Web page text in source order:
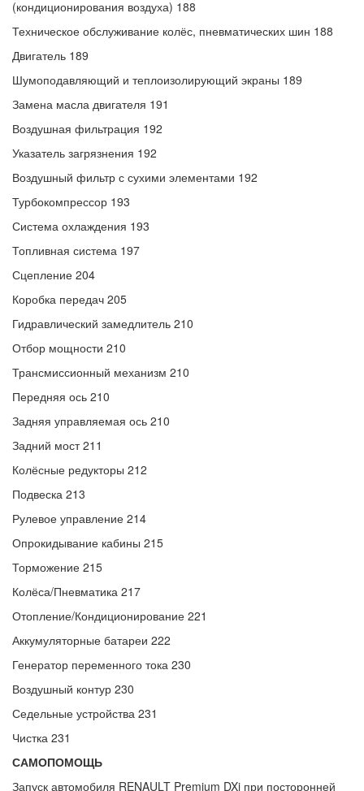
(кондиционирования воздуха) 188
Техническое обслуживание колёс, пневматических шин 188
Двигатель 189
Шумоподавляющий и теплоизолирующий экраны 189
Замена масла двигателя 191
Воздушная фильтрация 192
Указатель загрязнения 192
Воздушный фильтр с сухими элементами 192
Турбокомпрессор 193
Система охлаждения 193
Топливная система 197
Сцепление 204
Коробка передач 205
Гидравлический замедлитель 210
Отбор мощности 210
Трансмиссионный механизм 210
Передняя ось 210
Задняя управляемая ось 210
Задний мост 211
Колёсные редукторы 212
Подвеска 213
Рулевое управление 214
Опрокидывание кабины 215
Торможение 215
Колёса/Пневматика 217
Отопление/Кондиционирование 221
Аккумуляторные батареи 222
Генератор переменного тока 230
Воздушный контур 230
Седельные устройства 231
Чистка 231
САМОПОМОЩЬ
Запуск автомобиля RENAULT Premium DXi при посторонней